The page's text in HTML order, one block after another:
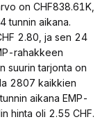
on CHF838.61K,
tunnin aikana.
2.80, ja sen 24
rahakkeen
suurin tarjonta on
2807 kaikkien
aikana EMP-
hinta oli 2.55 CHF.